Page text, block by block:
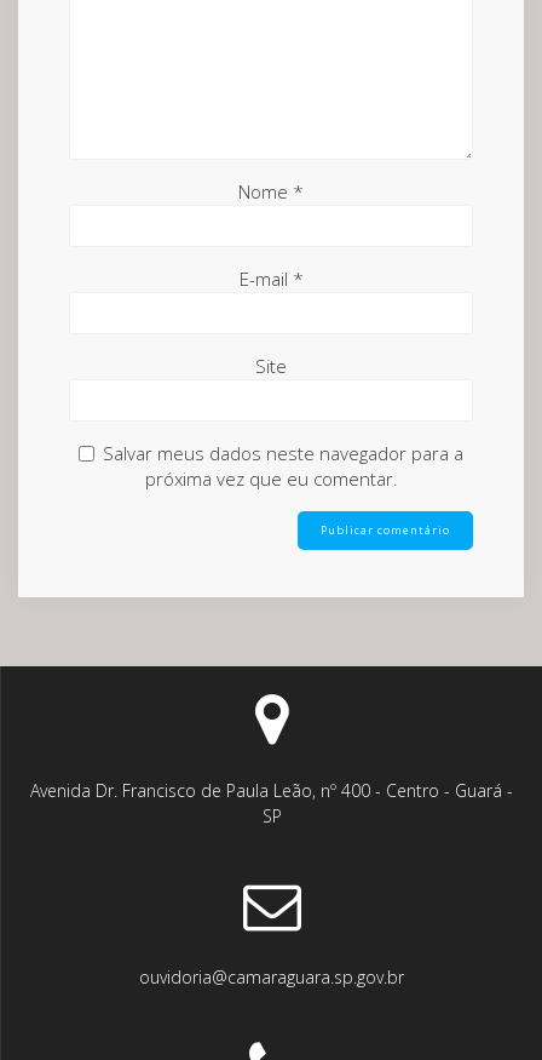
Nome *
E-mail *
Site
Salvar meus dados neste navegador para a
próxima vez que eu comentar.
Avenida Dr. Francisco de Paula Leão, nº 400 - Centro - Guará -
SP
ouvidoria@camaraguara.sp.gov.br